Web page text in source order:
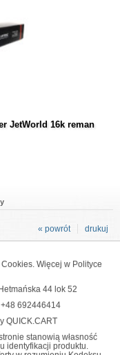
JetWorld 16k reman
drukuj
« powrót
Więcej w Polityce
44 lok 52
+48 692446414
QUICK.CART
stanowią własność
identyfikacji produktu.